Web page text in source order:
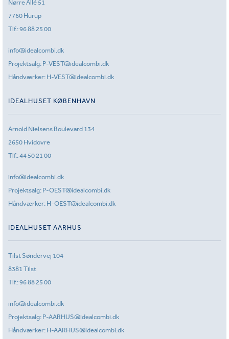
Nørre Allé 51
7760 Hurup
Tlf.:96 88 25 00
info@idealcombi.dk
Projektsalg: P-VEST@idealcombi.dk
Håndværker: H-VEST@idealcombi.dk
IDEALHUSET KØBENHAVN
Arnold Nielsens Boulevard 134
2650 Hvidovre
Tlf.:44 50 21 00
info@idealcombi.dk
Projektsalg: P-OEST@idealcombi.dk
Håndværker: H-OEST@idealcombi.dk
IDEALHUSET AARHUS
Tilst Søndervej 104
8381 Tilst
Tlf.:96 88 25 00
info@idealcombi.dk
Projektsalg: P-AARHUS@idealcombi.dk
Håndværker: H-AARHUS@idealcombi.dk